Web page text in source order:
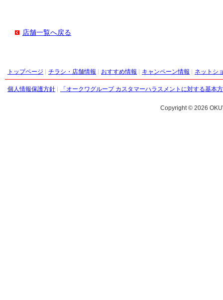
店舗一覧へ戻る
トップページ チラシ・店舗情報 おすすめ情報 キャンペーン情報 ネットシ
個人情報保護方針 「オークワグループ カスタマーハラスメントに対する基本
Copyright © 2026